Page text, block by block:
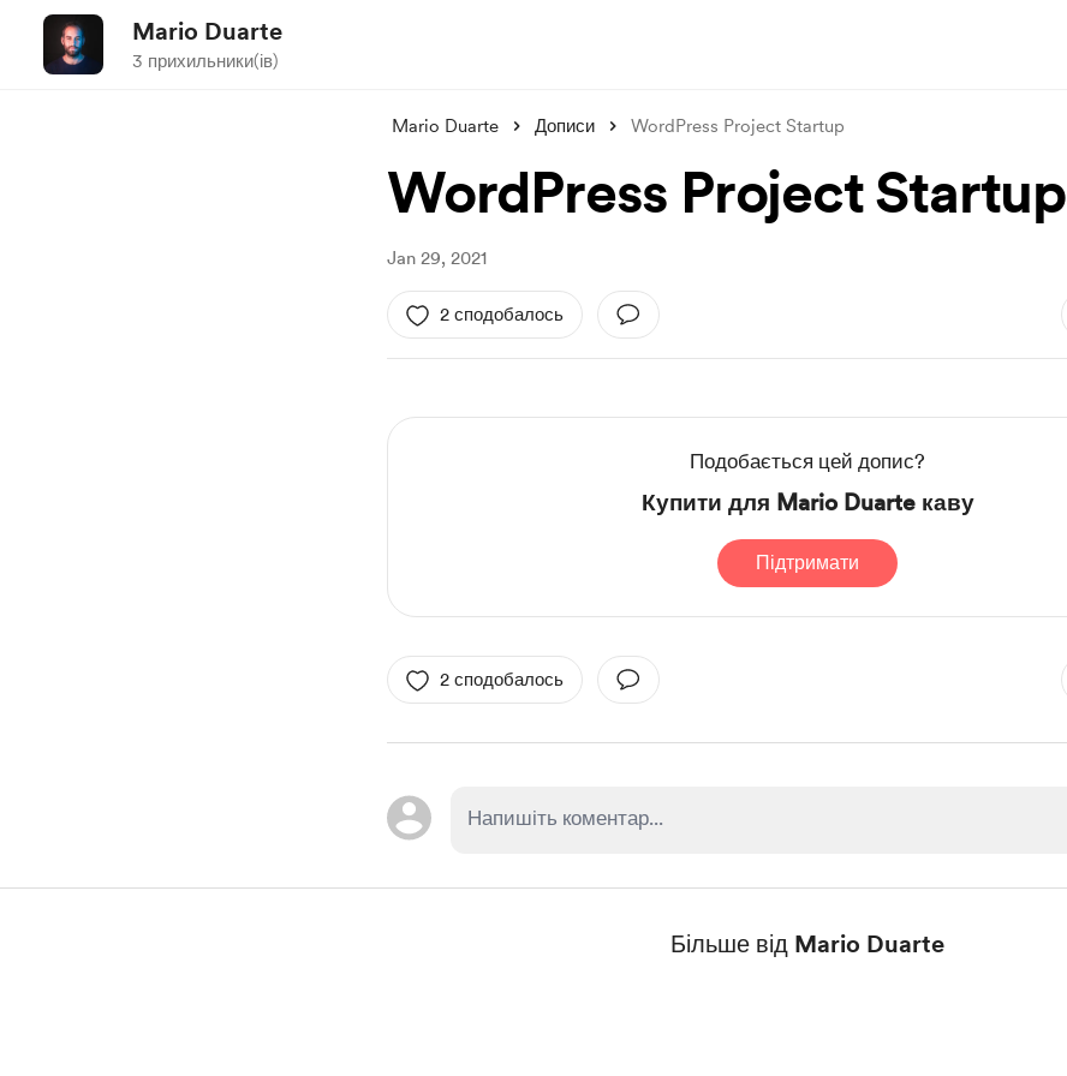
Mario Duarte
3 прихильники(ів)
Mario Duarte Дописи WordPress Project Startup
WordPress Project Startup
Jan 29, 2021
2 сподобалось
Подобається цей допис?
Купити для Mario Duarte каву
Підтримати
2 сподобалось
Більше від Mario Duarte